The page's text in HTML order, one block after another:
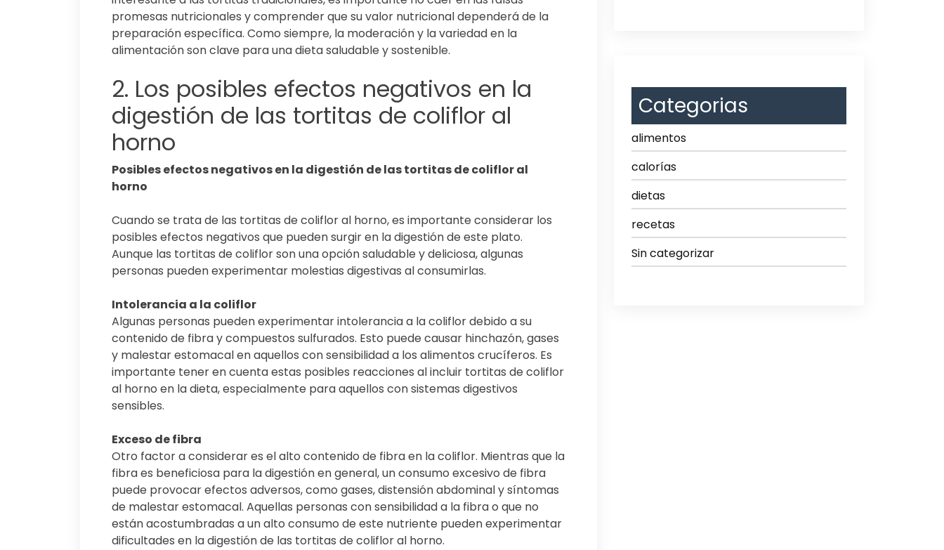
promesas nutricionales y comprender que su valor nutricional dependerá de la
preparación específica. Como siempre, la moderación y la variedad en la
alimentación son clave para una dieta saludable y sostenible.
2. Los posibles efectos negativos en la
digestión de las tortitas de coliflor al
horno
Posibles efectos negativos en la digestión de las tortitas de coliflor al
horno
Cuando se trata de las tortitas de coliflor al horno, es importante considerar los
posibles efectos negativos que pueden surgir en la digestión de este plato.
Aunque las tortitas de coliflor son una opción saludable y deliciosa, algunas
personas pueden experimentar molestias digestivas al consumirlas.
Intolerancia a la coliflor
Algunas personas pueden experimentar intolerancia a la coliflor debido a su
contenido de fibra y compuestos sulfurados. Esto puede causar hinchazón, gases
y malestar estomacal en aquellos con sensibilidad a los alimentos crucíferos. Es
importante tener en cuenta estas posibles reacciones al incluir tortitas de coliflor
al horno en la dieta, especialmente para aquellos con sistemas digestivos
sensibles.
Exceso de fibra
Otro factor a considerar es el alto contenido de fibra en la coliflor. Mientras que la
fibra es beneficiosa para la digestión en general, un consumo excesivo de fibra
puede provocar efectos adversos, como gases, distensión abdominal y síntomas
de malestar estomacal. Aquellas personas con sensibilidad a la fibra o que no
están acostumbradas a un alto consumo de este nutriente pueden experimentar
dificultades en la digestión de las tortitas de coliflor al horno.
Categorias
alimentos
calorías
dietas
recetas
Sin categorizar